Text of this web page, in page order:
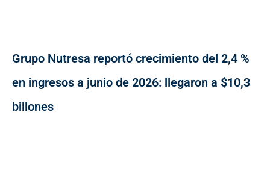
Grupo Nutresa reportó crecimiento del 2,4 %
en ingresos a junio de 2026: llegaron a $10,3
billones